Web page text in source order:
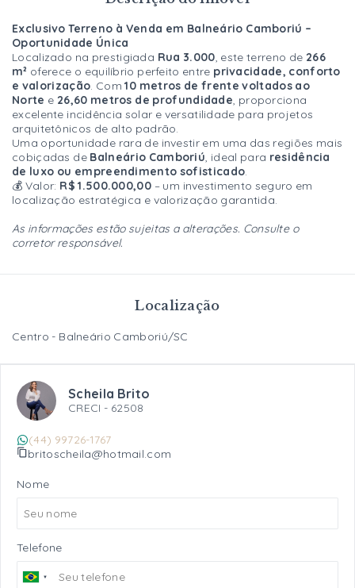
Exclusivo Terreno à Venda em Balneário Camboriú –
Oportunidade Única
Localizado na prestigiada Rua 3.000, este terreno de 266
m² oferece o equilíbrio perfeito entre privacidade, conforto
e valorização. Com10 metros de frente voltados ao
Norte e 26,60 metros de profundidade, proporciona
excelente incidência solar e versatilidade para projetos
arquitetônicos de alto padrão.
Uma oportunidade rara de investir em uma das regiões mais
cobiçadas de Balneário Camboriú, ideal para residência
de luxo ou empreendimento sofisticado.
💰 Valor: R$ 1.500.000,00– um investimento seguro em
localização estratégica e valorização garantida.
As informações estão sujeitas a alterações. Consulte o
corretor responsável.
Localização
Centro - Balneário Camboriú/SC
Scheila Brito
CRECI - 62508
(44) 99726-1767
britoscheila@hotmail.com
Nome
Telefone